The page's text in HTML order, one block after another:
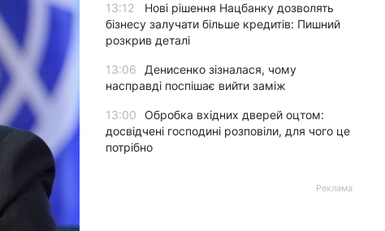
13:12
Нові рішення Нацбанку дозволять
бізнесу залучати більше кредитів: Пишний
розкрив деталі
13:06
Денисенко зізналася, чому
насправді поспішає вийти заміж
13:00
Обробка вхідних дверей оцтом:
досвідчені господині розповіли, для чого це
потрібно
Реклама